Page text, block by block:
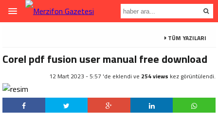
TÜM YAZILARI
Corel pdf fusion user manual free download
12 Mart 2023 - 5:57 'de eklendi ve 254 views kez görüntülendi.